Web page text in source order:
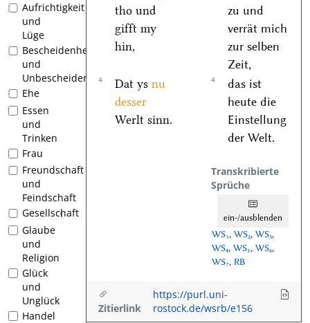
Aufrichtigkeit
und
Lüge
Bescheidenheit
und
Unbescheidenheit
Ehe
Essen
und
Trinken
Frau
Freundschaft
und
Feindschaft
1
Gesellschaft
Glaube
und
Religion
Glück
und
Unglück
Handel
tho und
gifft my
hin,
zu und
verrät mich
zur selben
Zeit,
4 Dat ys nu
desser
Werlt sinn.
4
das ist
heute die
Einstellung
der Welt.
Transkribierte
Sprüche
ein-/ausblenden
WS₁, WS₂, WS₃,
WS₄, WS₅, WS₆,
WS₇, RB
Zitierlink
https://purl.uni-
rostock.de/wsrb/e156